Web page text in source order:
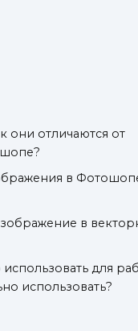
они отличаются от
в
в
для
использовать?